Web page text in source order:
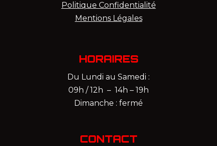
Politique Confidentialité
Mentions Légales
HORAIRES
Du Lundi au Samedi :
09h / 12h – 14h – 19h
Dimanche : fermé
CONTACT